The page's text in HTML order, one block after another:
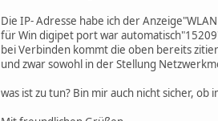
Die IP- Adresse habe ich der
für Win digipet port war
bei Verbinden kommt die oben bereits
und zwar sowohl in der Stellung
was ist zu tun? Bin mir auch nicht sicher,